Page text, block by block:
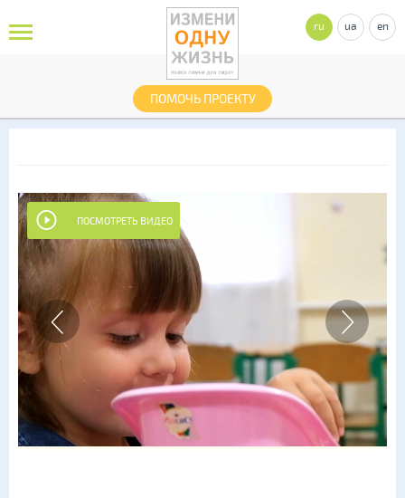
ПОМОЧЬ ПРОЕКТУ
ru ua en
ПОСМОТРЕТЬ ВИДЕО